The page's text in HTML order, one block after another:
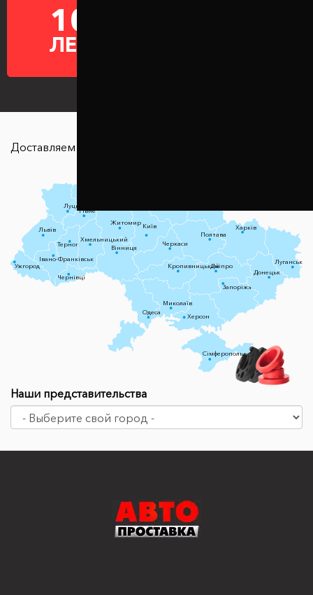
10
ЛЕТ
Доставляем в любую точку страны
Сімферополь
Луцьк
Київ
Житомир
Тернопіль
Рівне
Львів
Дніпро
Кропивницький
Харків
Полтава
Черкаси
Запоріжжя
Херсон
Донецьк
Луганськ
Ужгород
Чернівці
Вінниця
Хмельницький
Івано-Франківськ
Миколаїв
Одеса
Наши представительства